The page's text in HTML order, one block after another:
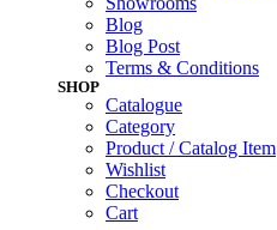
Blog
Blog Post
Terms & Conditions
SHOP
Catalogue
Category
Product / Catalog Item
Wishlist
Checkout
Cart